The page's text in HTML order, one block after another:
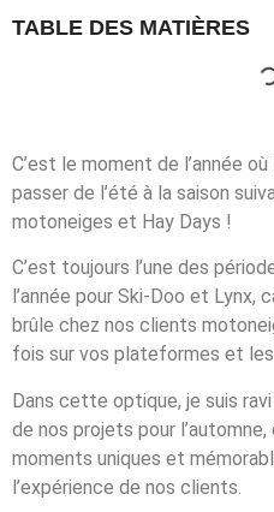
TABLE DES MATIÈRES
C’est le moment de l’année
passer de l’été à la saison
motoneiges et Hay Days !
C’est toujours l’une des
l’année pour Ski-Doo et Lynx,
brûle chez nos clients
fois sur vos plateformes et
Dans cette optique, je suis
de nos projets pour
moments uniques et
l’expérience de nos clients.